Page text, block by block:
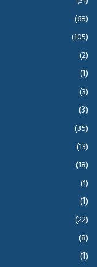
(68)
(105)
(2)
(1)
(3)
(3)
(35)
(13)
(18)
(1)
(1)
(22)
(8)
(1)